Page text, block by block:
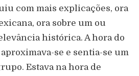
com mais explicações, ora
ora sobre um ou
histórica. A hora do
se e sentia-se um
Estava na hora de